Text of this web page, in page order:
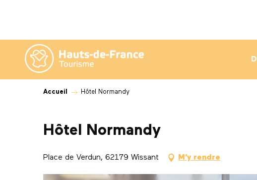
contenu
principal
Accueil Hôtel Normandy
Hôtel Normandy
Place de Verdun, 62179 Wissant M'y rendre